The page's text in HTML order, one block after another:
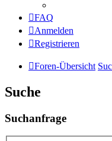
FAQ
Anmelden
Registrieren
Foren-Übersicht
Suche
Suchanfrage